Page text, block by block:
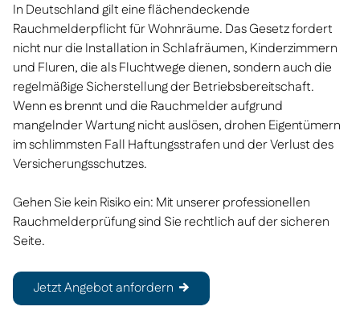
In Deutschland gilt eine flächendeckende
Rauchmelderpflicht für Wohnräume. Das Gesetz fordert
nicht nur die Installation in Schlafräumen, Kinderzimmern
und Fluren, die als Fluchtwege dienen, sondern auch die
regelmäßige Sicherstellung der Betriebsbereitschaft.
Wenn es brennt und die Rauchmelder aufgrund
mangelnder Wartung nicht auslösen, drohen Eigentümern
im schlimmsten Fall Haftungsstrafen und der Verlust des
Versicherungsschutzes.
Gehen Sie kein Risiko ein: Mit unserer professionellen
Rauchmelderprüfung sind Sie rechtlich auf der sicheren
Seite.
Jetzt Angebot anfordern